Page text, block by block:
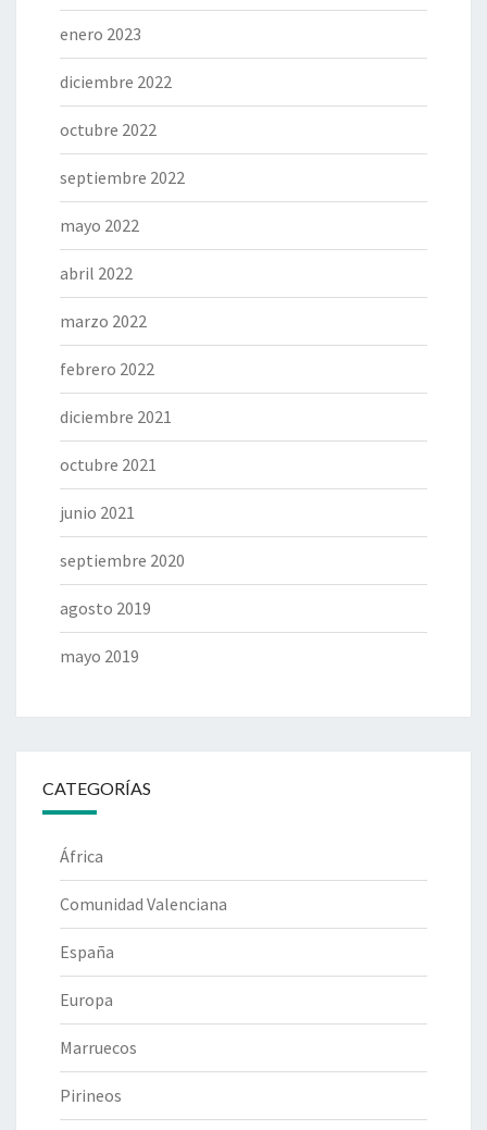
enero 2023
diciembre 2022
octubre 2022
septiembre 2022
mayo 2022
abril 2022
marzo 2022
febrero 2022
diciembre 2021
octubre 2021
junio 2021
septiembre 2020
agosto 2019
mayo 2019
CATEGORÍAS
África
Comunidad Valenciana
España
Europa
Marruecos
Pirineos